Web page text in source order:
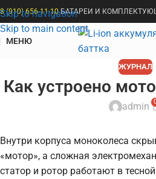
Skip to navigation
Skip to main content
8 (910) 656-11-10БАТАРЕИ И
МЕНЮ
ЖУРНАЛ
Как устроено
admin
Внутри корпуса моноколеса
«мотор», а сложная
статор и ротор работают в